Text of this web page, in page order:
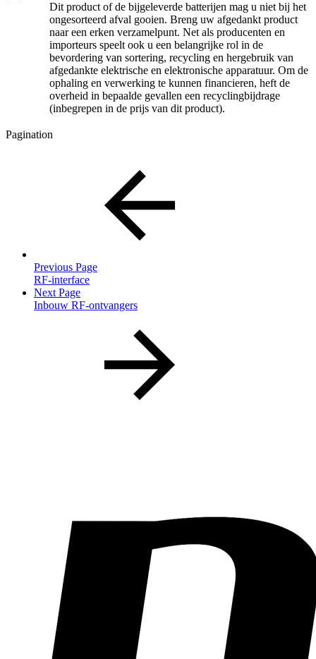
Dit product of de bijgeleverde batterijen mag u niet bij het
ongesorteerd afval gooien. Breng uw afgedankt product
naar een erken verzamelpunt. Net als producenten en
importeurs speelt ook u een belangrijke rol in de
bevordering van sortering, recycling en hergebruik van
afgedankte elektrische en elektronische apparatuur. Om de
ophaling en verwerking te kunnen financieren, heft de
overheid in bepaalde gevallen een recyclingbijdrage
(inbegrepen in de prijs van dit product).
Pagination
Previous Page
RF-interface
Next Page
Inbouw RF-ontvangers